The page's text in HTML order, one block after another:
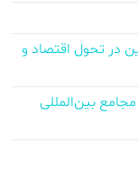
تحول اقتصاد و
بین‌المللی